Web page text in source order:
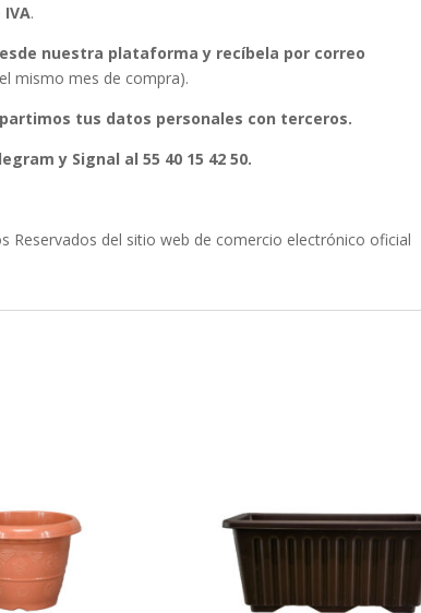
.
nuestra plataforma y recíbela por correo
mismo mes de compra).
tus datos personales con terceros.
y Signal al 55 40 15 42 50.
del sitio web de comercio electrónico oficial